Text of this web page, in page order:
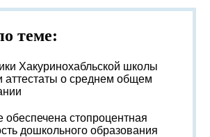
теме:
Хакуринохабльской школы
аттестаты о среднем общем
обеспечена стопроцентная
дошкольного образования